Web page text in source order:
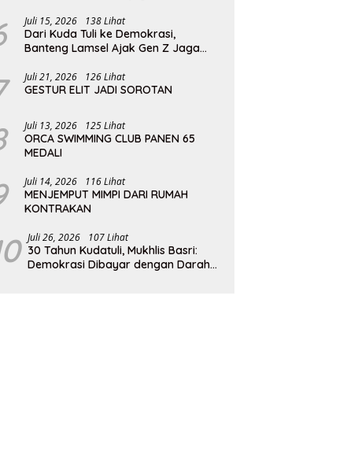
Juli 15, 2026 138 Lihat
Dari Kuda Tuli ke Demokrasi,
Banteng Lamsel Ajak Gen Z Jaga
Juli 21, 2026 126 Lihat
GESTUR ELIT JADI SOROTAN
Juli 13, 2026 125 Lihat
ORCA SWIMMING CLUB PANEN 65
MEDALI
Juli 14, 2026 116 Lihat
MENJEMPUT MIMPI DARI RUMAH
KONTRAKAN
Juli 26, 2026 107 Lihat
30 Tahun Kudatuli, Mukhlis Basri:
Demokrasi Dibayar dengan Darah